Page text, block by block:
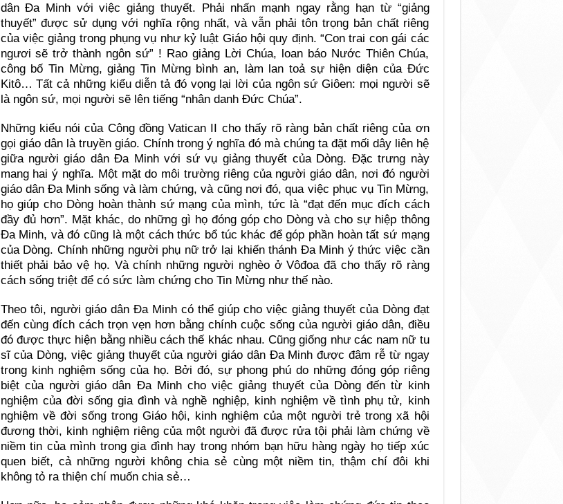
dân Đa Minh với việc giảng thuyết. Phải nhấn mạnh ngay rằng hạn từ “giảng
thuyết” được sử dụng với nghĩa rộng nhất, và vẫn phải tôn trọng bản chất riêng
của việc giảng trong phụng vụ như kỷ luật Giáo hội quy định. “Con trai con gái các
ngươi sẽ trở thành ngôn sứ” ! Rao giảng Lời Chúa, loan báo Nước Thiên Chúa,
công bố Tin Mừng, giảng Tin Mừng bình an, làm lan toả sự hiện diện của Đức
Kitô… Tất cả những kiểu diễn tả đó vọng lại lời của ngôn sứ Giôen: mọi người sẽ
là ngôn sứ, mọi người sẽ lên tiếng “nhân danh Đức Chúa”.
Những kiểu nói của Công đồng Vatican II cho thấy rõ ràng bản chất riêng của ơn
gọi giáo dân là truyền giáo. Chính trong ý nghĩa đó mà chúng ta đặt mối dây liên hệ
giữa người giáo dân Đa Minh với sứ vụ giảng thuyết của Dòng. Đặc trưng này
mang hai ý nghĩa. Một mặt do môi trường riêng của người giáo dân, nơi đó người
giáo dân Đa Minh sống và làm chứng, và cũng nơi đó, qua việc phục vụ Tin Mừng,
họ giúp cho Dòng hoàn thành sứ mạng của mình, tức là “đạt đến mục đích cách
đầy đủ hơn”. Mặt khác, do những gì họ đóng góp cho Dòng và cho sự hiệp thông
Đa Minh, và đó cũng là một cách thức bổ túc khác để góp phần hoàn tất sứ mạng
của Dòng. Chính những người phụ nữ trở lại khiến thánh Đa Minh ý thức việc cần
thiết phải bảo vệ họ. Và chính những người nghèo ở Vôđoa đã cho thấy rõ ràng
cách sống triệt để có sức làm chứng cho Tin Mừng như thế nào.
Theo tôi, người giáo dân Đa Minh có thể giúp cho việc giảng thuyết của Dòng đạt
đến cùng đích cách trọn vẹn hơn bằng chính cuộc sống của người giáo dân, điều
đó được thực hiện bằng nhiều cách thế khác nhau. Cũng giống như các nam nữ tu
sĩ của Dòng, việc giảng thuyết của người giáo dân Đa Minh được đâm rễ từ ngay
trong kinh nghiệm sống của họ. Bởi đó, sự phong phú do những đóng góp riêng
biệt của người giáo dân Đa Minh cho việc giảng thuyết của Dòng đến từ kinh
nghiệm của đời sống gia đình và nghề nghiệp, kinh nghiệm về tình phụ tử, kinh
nghiệm về đời sống trong Giáo hội, kinh nghiệm của một người trẻ trong xã hội
đương thời, kinh nghiệm riêng của một người đã được rửa tội phải làm chứng về
niềm tin của mình trong gia đình hay trong nhóm bạn hữu hàng ngày họ tiếp xúc
quen biết, cả những người không chia sẻ cùng một niềm tin, thậm chí đôi khi
không tỏ ra thiện chí muốn chia sẻ…